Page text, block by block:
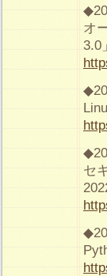
オ
3.0
セ